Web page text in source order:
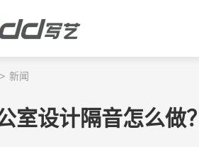
新闻
室设计隔音怎么做